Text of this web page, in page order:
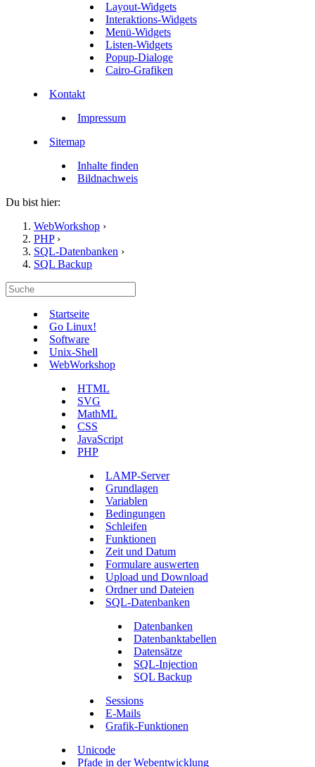
Layout-Widgets
Interaktions-Widgets
Menü-Widgets
Listen-Widgets
Popup-Dialoge
Cairo-Grafiken
Kontakt
Impressum
Sitemap
Inhalte finden
Bildnachweis
Du bist hier:
WebWorkshop ›
PHP ›
SQL-Datenbanken ›
SQL Backup
Startseite
Go Linux!
Software
Unix-Shell
WebWorkshop
HTML
SVG
MathML
CSS
JavaScript
PHP
LAMP-Server
Grundlagen
Variablen
Bedingungen
Schleifen
Funktionen
Zeit und Datum
Formulare auswerten
Upload und Download
Ordner und Dateien
SQL-Datenbanken
Datenbanken
Datenbanktabellen
Datensätze
SQL-Injection
SQL Backup
Sessions
E-Mails
Grafik-Funktionen
Unicode
Pfade in der Webentwicklung